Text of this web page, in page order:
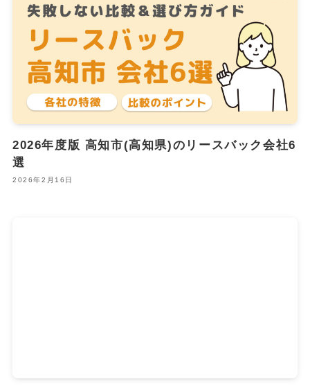
2026年度版 高知市(高知県)のリースバック会社6
選
2026年2月16日